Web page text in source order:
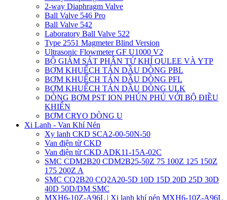
2-way Diaphragm Valve
Ball Valve 546 Pro
Ball Valve 542
Laboratory Ball Valve 522
Type 2551 Magmeter Blind Version
Ultrasonic Flowmeter GF U1000 V2
BỘ GIÁM SÁT PHÂN TỬ KHÍ QULEE VÀ YTP
BƠM KHUẾCH TÁN DẦU DÒNG PBL
BƠM KHUẾCH TÁN DẦU DÒNG PFL
BƠM KHUẾCH TÁN DẦU DÒNG ULK
DÒNG BƠM PST ION PHÚN PHỦ VỚI BỘ ĐIỀU
KHIỂN
BƠM CRYO DÒNG U
Xi Lanh - Van Khí Nén
Xy lanh CKD SCA2-00-50N-50
Van điện từ CKD
Van điện từ CKD ADK11-15A-02C
SMC CDM2B20 CDM2B25-50Z 75 100Z 125 150Z
175 200Z A
SMC CQ2B20 CQ2A20-5D 10D 15D 20D 25D 30D
40D 50D/DM SMC
MXH6-10Z-A96L | Xi lanh khí nén MXH6-10Z-A96L